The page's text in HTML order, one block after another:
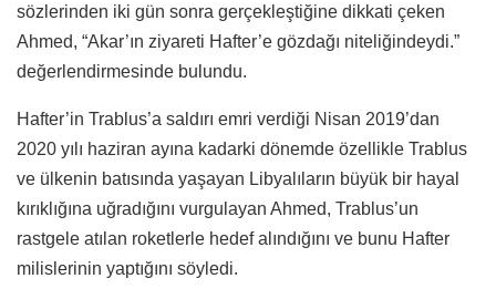
sözlerinden iki gün sonra gerçekleştiğine dikkati çeken
Ahmed, “Akar’ın ziyareti Hafter’e gözdağı niteliğindeydi.”
değerlendirmesinde bulundu.
Hafter’in Trablus’a saldırı emri verdiği Nisan 2019’dan
2020 yılı haziran ayına kadarki dönemde özellikle Trablus
ve ülkenin batısında yaşayan Libyalıların büyük bir hayal
kırıklığına uğradığını vurgulayan Ahmed, Trablus’un
rastgele atılan roketlerle hedef alındığını ve bunu Hafter
milislerinin yaptığını söyledi.